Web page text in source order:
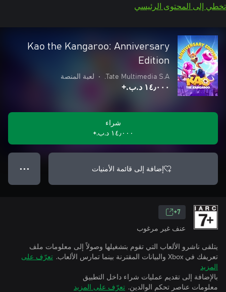
تخطي إلى المحتوى الرئيسي
Kao the Kangaroo: Anniversary
Edition
Tate Multimedia S.A.
• لعبة المنصة
١٤٫٠٠٠ د.ب.‏+
شراء
١٤٫٠٠٠ د.ب.‏+
إضافة إلى قائمة الأمنيات ● ● ●
7+
عنف غير مرغوب
يتلقى ناشرو الألعاب التي تقوم بتشغيلها وصولاً إلى معلومات ملف
تعريفك في Xbox والبيانات المقترنة بينما تمارس الألعاب.
تعرّف على
المزيد
بالإضافة إلى تقديم عمليات شراء داخل التطبيق
معلومات عناصر تحكم الوالدين. تعرّف على المزيد